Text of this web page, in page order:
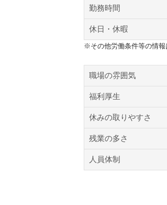
勤務時間
休日・休暇
※その他労働条件等の情報
職場の雰囲気
福利厚生
休みの取りやすさ
残業の多さ
人員体制